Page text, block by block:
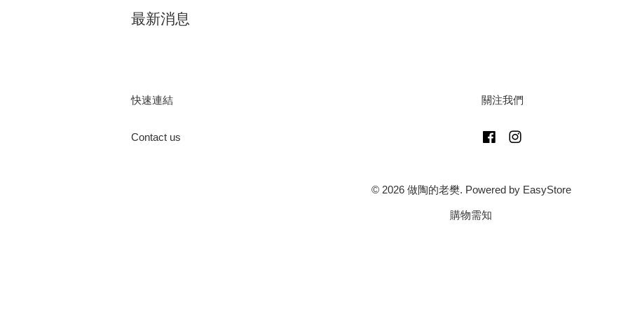
最新消息
快速連結
Contact us
關注我們
Facebook
© 2026 做陶的老樊. Powered by EasyStore
購物需知